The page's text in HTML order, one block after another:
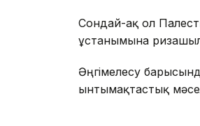
Сондай-ақ ол
ұстанымына
Әңгімелесу
ынтымақтастық